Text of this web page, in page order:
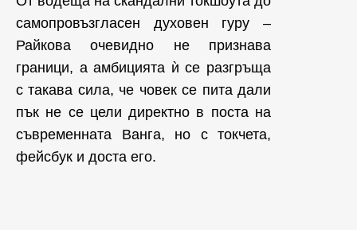
самопровъзгласен духовен гуру –
Райкова очевидно не признава
граници, а амбицията ѝ се разгръща
с такава сила, че човек се пита дали
пък не се цели директно в поста на
съвременната Ванга, но с токчета,
фейсбук и доста его.